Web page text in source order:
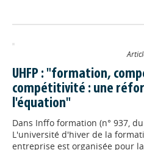
UHFP : "formation,
compétitivité : une
l'équation"
Dans Inffo formation (n° 937,
L'université d'hiver de la
entreprise est organisée pour